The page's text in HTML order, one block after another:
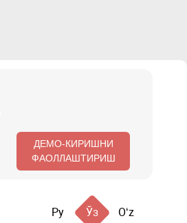
ДЕМО-КИРИШНИ
ФАОЛЛАШТИРИШ
Ру Ўз Oʻz